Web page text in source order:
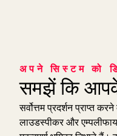
अपने सिस्टम को
समझें कि आपके
सर्वोत्तम प्रदर्शन प्राप्त
लाउडस्पीकर और